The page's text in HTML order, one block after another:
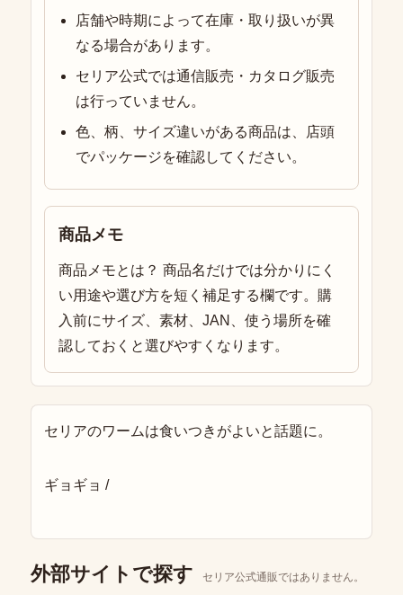
店舗や時期によって在庫・取り扱いが異
なる場合があります。
セリア公式では通信販売・カタログ販売
は行っていません。
色、柄、サイズ違いがある商品は、店頭
でパッケージを確認してください。
商品メモ
商品メモとは？ 商品名だけでは分かりにく
い用途や選び方を短く補足する欄です。購
入前にサイズ、素材、JAN、使う場所を確
認しておくと選びやすくなります。
セリアのワームは食いつきがよいと話題に。
ギョギョ /
外部サイトで探す セリア公式通販ではありません。